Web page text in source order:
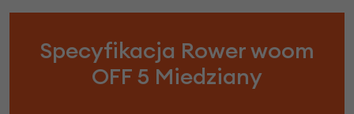
Specyfikacja Rower woom
OFF 5 Miedziany